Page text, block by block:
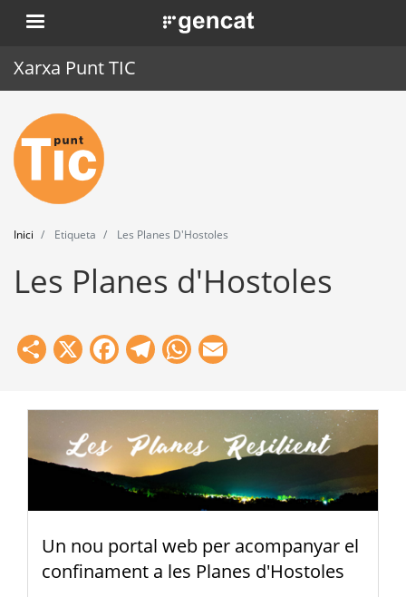
Vés
al
. Obre en una nova finestra.
Xarxa Punt TIC
Inici
Punt TIC
Actualitat
Agenda
Formació
Eines
Inici Etiqueta Les Planes D'Hostoles
Les Planes d'Hostoles
Share
X Facebook
Telegram
WhatsApp
Un nou portal web per acompanyar el
confinament a les Planes d'Hostoles